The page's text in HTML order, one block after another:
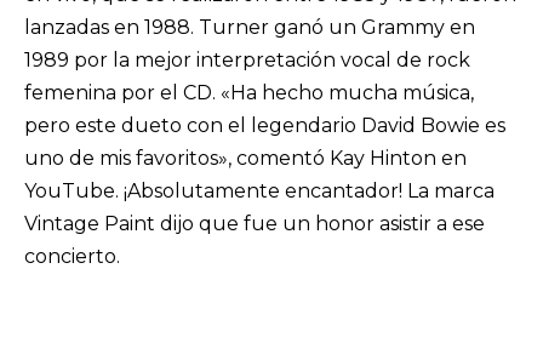
lanzadas en 1988. Turner ganó un Grammy en
1989 por la mejor interpretación vocal de rock
femenina por el CD. «Ha hecho mucha música,
pero este dueto con el legendario David Bowie es
uno de mis favoritos», comentó Kay Hinton en
YouTube. ¡Absolutamente encantador! La marca
Vintage Paint dijo que fue un honor asistir a ese
concierto.